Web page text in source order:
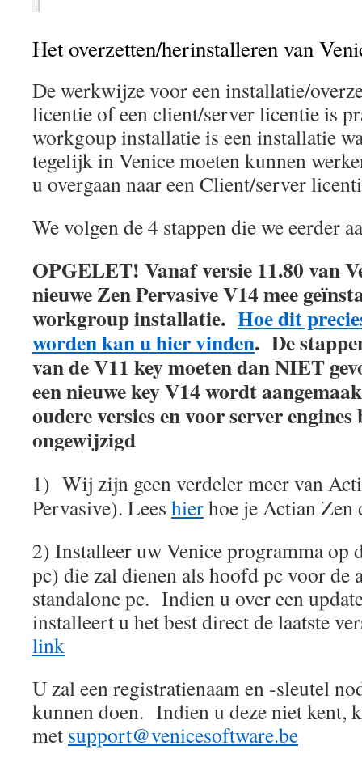
Het overzetten/herinstalleren van
De werkwijze voor een installatie/
licentie of een client/server licentie is
workgoup installatie is een installatie
tegelijk in Venice moeten kunnen
u overgaan naar een Client/server
We volgen de 4 stappen die we eerder
OPGELET! Vanaf versie 11.80 van
nieuwe Zen Pervasive V14 mee
workgroup installatie. Hoe dit
worden kan u hier vinden. De
van de V11 key moeten dan NIET
een nieuwe key V14 wordt
oudere versies en voor server
ongewijzigd
1) Wij zijn geen verdeler meer van
Pervasive). Lees hierhoe je Actian Zen
2) Installeer uw Venice programma op
pc) die zal dienen als hoofd pc voor de
standalone pc. Indien u over een
installeert u het best direct de laatste
link
U zal een registratienaam en -sleutel
kunnen doen. Indien u deze niet kent,
met support@venicesoftware.be